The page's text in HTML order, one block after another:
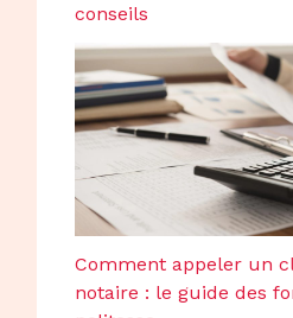
conseils
Comment appeler un
notaire : le guide des